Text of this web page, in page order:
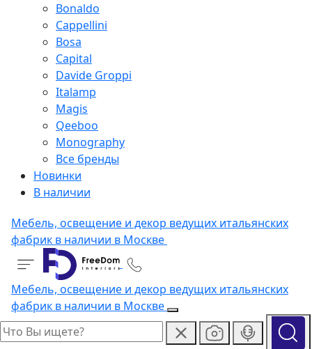
Bonaldo
Cappellini
Bosa
Capital
Davide Groppi
Italamp
Magis
Qeeboo
Monography
Все бренды
Новинки
В наличии
Мебель, освещение и декор ведущих итальянских
фабрик в наличии в Москве
Мебель, освещение и декор ведущих итальянских
фабрик в наличии в Москве